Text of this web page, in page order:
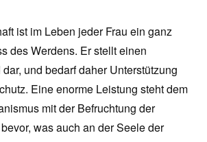
ist im Leben jeder Frau ein ganz
des Werdens. Er stellt einen
und bedarf daher Unterstützung
Eine enorme Leistung steht dem
mit der Befruchtung der
was auch an der Seele der